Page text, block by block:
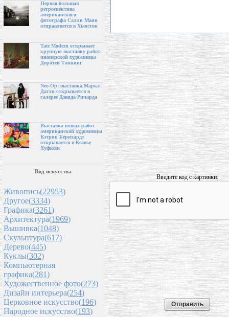
Первая большая
ретроспектива
американского
фотографа Салли Манн
отправляется в Хьюстон
Tate Modern открывает
крупную выставку работ
пионерской художницы
Доротеи Таннинг
Neo-Op: выставка Марка
Дагли открывается в
галерее Дэвида Ричарда
Выставка новых работ
американской художницы
Кэтрин Бернхардт
открывается в Ксавье
Хуфкенс
Вид искусства
Живопись(22953)
Другое(3334)
Графика(3261)
Архитектура(1969)
Вышивка(1048)
Скульптура(617)
Дерево(445)
Куклы(302)
Компьютерная
графика(281)
Художественное фото(273)
Дизайн интерьера(254)
Церковное искусство(196)
Народное искусство(193)
Введите код с картинки: